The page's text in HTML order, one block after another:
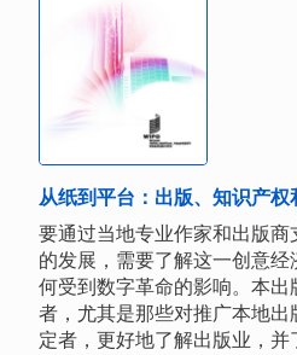
从纸到平台：出版、知识产权
要通过当地专业作家和出版
的发展，需要了解这一创意
何受到数字革命的影响。本出
者，尤其是那些对推广本地出
定者，更好地了解出版业，